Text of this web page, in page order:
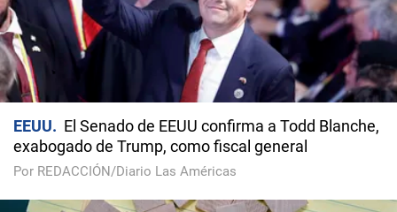
EEUU
El Senado de EEUU confirma a Todd Blanche,
exabogado de Trump, como fiscal general
Por REDACCIÓN/Diario Las Américas